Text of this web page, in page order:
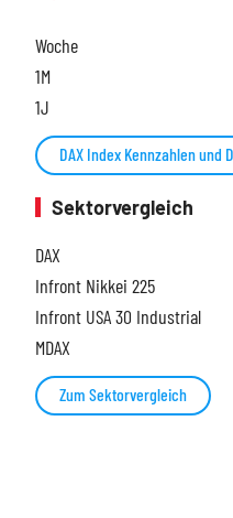
Woche
1M
1J
DAX Index Kennzahlen und
Sektorvergleich
DAX
Infront Nikkei 225
Infront USA 30 Industrial
MDAX
Zum Sektorvergleich